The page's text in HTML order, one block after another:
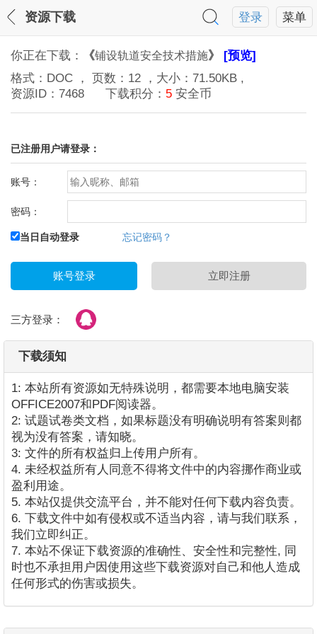
菜单
登录
资源下载
你正在下载： 《铺设轨道安全技术措施》 [预览]
格式： DOC ， 页数： 12 ，大小： 71.50KB ,
资源ID： 7468 下载积分： 5 安全币
已注册用户请登录：
账号：
密码：
当日自动登录 忘记密码？
三方登录：
下载须知
1: 本站所有资源如无特殊说明，都需要本地电脑安装
OFFICE2007和PDF阅读器。
2: 试题试卷类文档，如果标题没有明确说明有答案则都
视为没有答案，请知晓。
3: 文件的所有权益归上传用户所有。
4. 未经权益所有人同意不得将文件中的内容挪作商业或
盈利用途。
5. 本站仅提供交流平台，并不能对任何下载内容负责。
6. 下载文件中如有侵权或不适当内容，请与我们联系，
我们立即纠正。
7. 本站不保证下载资源的准确性、安全性和完整性, 同
时也不承担用户因使用这些下载资源对自己和他人造成
任何形式的伤害或损失。